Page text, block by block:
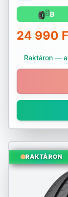
B
24 990
Raktáron —
RAKTÁRON